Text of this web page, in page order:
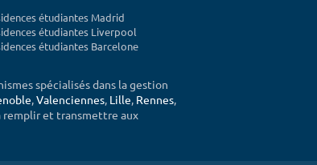
étudiantes Madrid
étudiantes Liverpool
étudiantes Barcelone
spécialisés dans la gestion
,Valenciennes, Lille, Rennes,
remplir et transmettre aux